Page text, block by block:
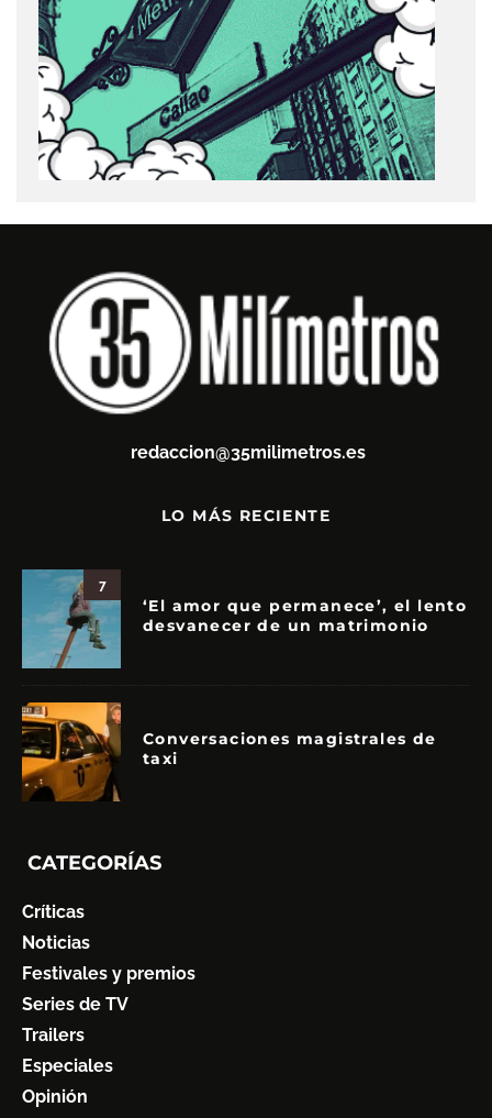
redaccion@35milimetros.es
LO MÁS RECIENTE
7
‘El amor que permanece’, el lento
desvanecer de un matrimonio
Conversaciones magistrales de
taxi
CATEGORÍAS
Críticas
Noticias
Festivales y premios
Series de TV
Trailers
Especiales
Opinión